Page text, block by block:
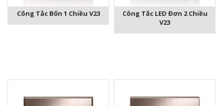
Công Tắc Bốn 1 Chiều V23
Công Tắc LED Đơn 2 Chiều
V23